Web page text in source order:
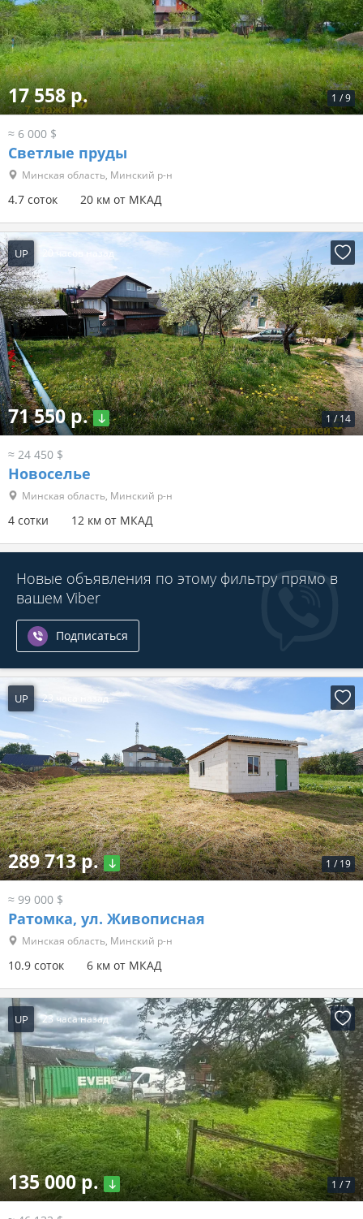
1 /9
17 558 р.
≈ 6 000 $
Светлые пруды
Минская область, Минский р-н
4.7 соток 20 км от МКАД
UP 20 часов назад
1 / 14
71 550 р.
≈ 24 450 $
Новоселье
Минская область, Минский р-н
4 сотки 12 км от МКАД
Новые объявления по этому фильтру прямо в
вашем Viber
Подписаться
UP 23 часа назад
1 / 19
289 713 р.
≈ 99 000 $
Ратомка, ул. Живописная
Минская область, Минский р-н
10.9 соток 6 км от МКАД
UP 23 часа назад
1 /7
135 000 р.